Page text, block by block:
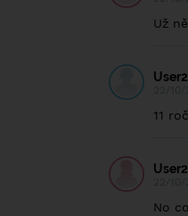
Už
11
No